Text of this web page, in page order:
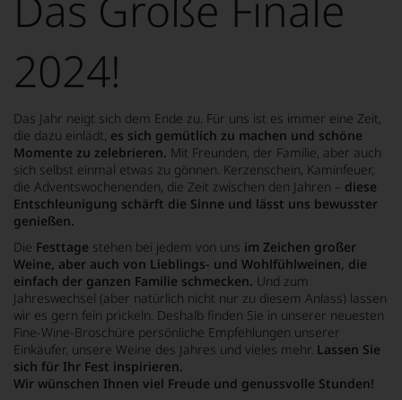
2024!
Das Jahr neigt sich dem Ende zu. Für uns ist es immer eine Zeit,
die dazu einlädt, es sich gemütlich zu machen und schöne
Momente zu zelebrieren. Mit Freunden, der Familie, aber auch
sich selbst einmal etwas zu gönnen. Kerzenschein, Kaminfeuer,
die Adventswochenenden, die Zeit zwischen den Jahren – diese
Entschleunigung schärft die Sinne und lässt uns bewusster
genießen.
Die Festtage stehen bei jedem von uns im Zeichen großer
Weine, aber auch von Lieblings- und Wohlfühlweinen, die
einfach der ganzen Familie schmecken. Und zum
Jahreswechsel (aber natürlich nicht nur zu diesem Anlass) lassen
wir es gern fein prickeln. Deshalb finden Sie in unserer neuesten
Fine-Wine-Broschüre persönliche Empfehlungen unserer
Einkäufer, unsere Weine des Jahres und vieles mehr. Lassen Sie
sich für Ihr Fest inspirieren.
Wir wünschen Ihnen viel Freude und genussvolle Stunden!